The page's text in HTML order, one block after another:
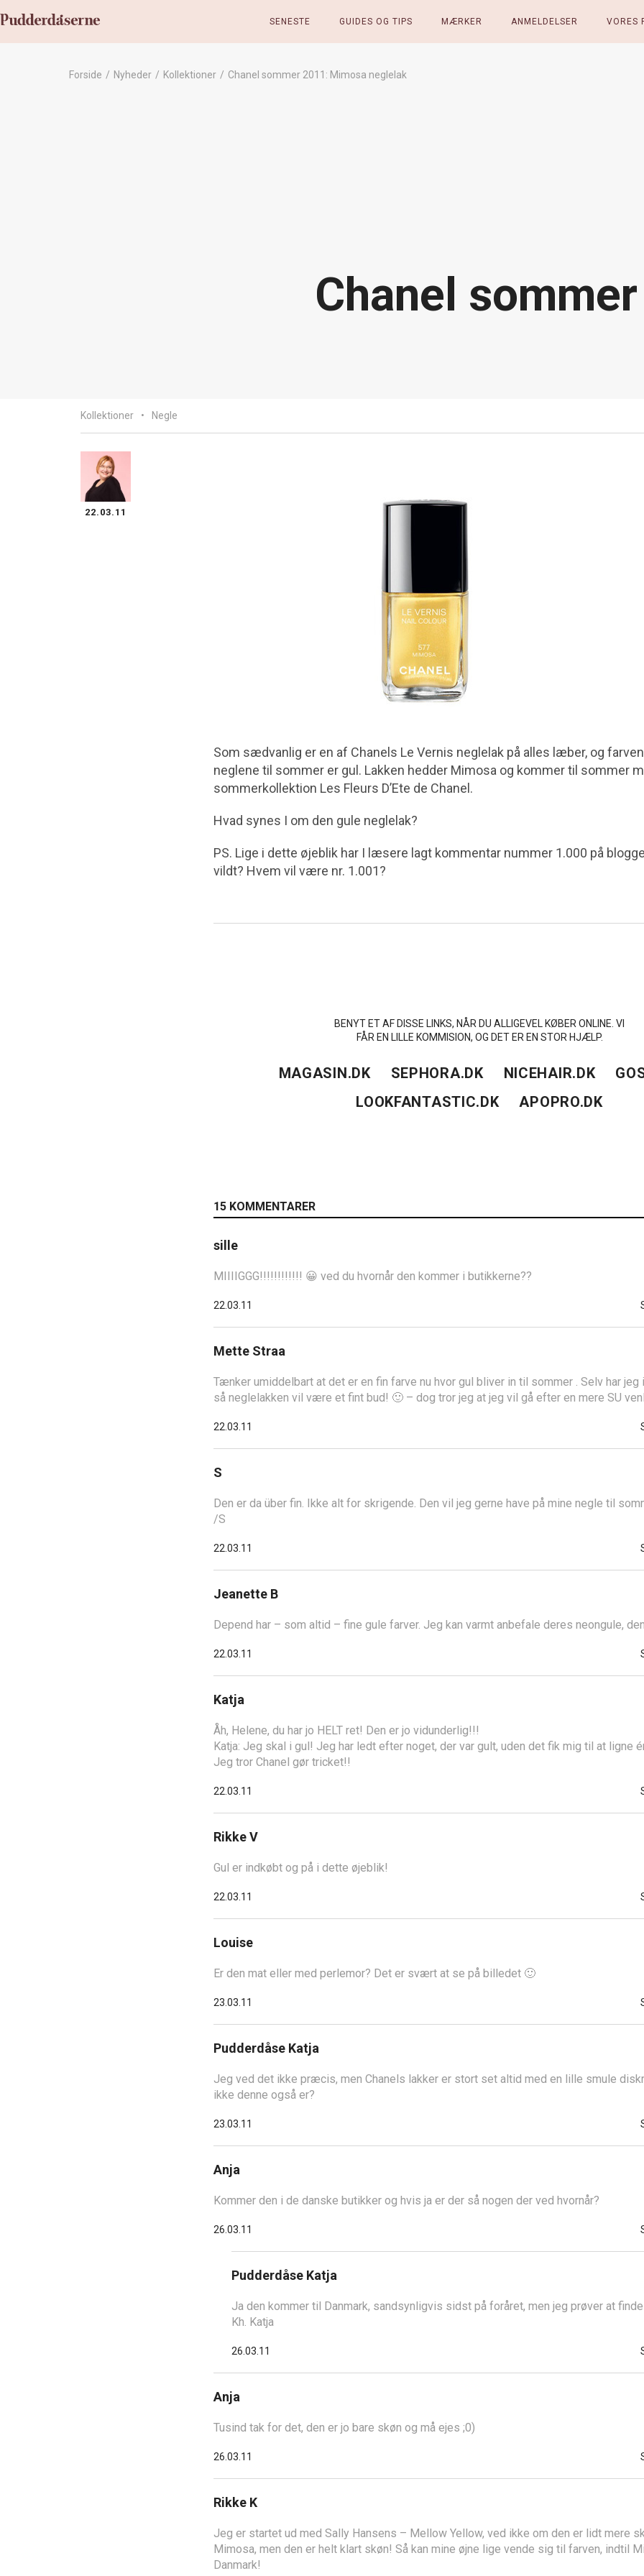
SENESTE GUIDES OG TIPS MÆRKER ANMELDELSER VORES
Forside / Nyheder / Kollektioner / Chanel sommer 2011: Mimosa neglelak
Chanel
Kollektioner Negle
22.03.11
Som sædvanlig er en af Chanels Le Vernis neglelak på alles læber, og
neglene til sommer er gul. Lakken hedder Mimosa og kommer til sommer
sommerkollektion Les Fleurs D’Ete de Chanel.
Hvad synes I om den gule neglelak?
PS. Lige i dette øjeblik har I læsere lagt kommentar nummer 1.000 på
vildt? Hvem vil være nr. 1.001?
BENYT ET AF DISSE LINKS, NÅR DU ALLIGEVEL KØBER ONLINE. VI
FÅR EN LILLE KOMMISION, OG DET ER EN STOR HJÆLP.
MAGASIN.DK SEPHORA.DK NICEHAIR.DK
LOOKFANTASTIC.DK
APOPRO.DK
15 KOMMENTARER
sille
MIIIIGGG!!!!!!!!!!!! 😀 ved du hvornår den kommer i butikkerne??
22.03.11
Mette Straa
Tænker umiddelbart at det er en fin farve nu hvor gul bliver in til sommer . Selv har
så neglelakken vil være et fint bud! 🙂 – dog tror jeg at jeg vil gå efter en mere SU
22.03.11
S
Den er da über fin. Ikke alt for skrigende. Den vil jeg gerne have på mine negle til
/S
22.03.11
Jeanette B
Depend har – som altid – fine gule farver. Jeg kan varmt anbefale deres neongule,
22.03.11
Katja
Åh, Helene, du har jo HELT ret! Den er jo vidunderlig!!!
Katja: Jeg skal i gul! Jeg har ledt efter noget, der var gult, uden det fik mig til at ligne
Jeg tror Chanel gør tricket!!
22.03.11
Rikke V
Gul er indkøbt og på i dette øjeblik!
22.03.11
Louise
Er den mat eller med perlemor? Det er svært at se på billedet 🙂
23.03.11
Pudderdåse Katja
Jeg ved det ikke præcis, men Chanels lakker er stort set altid med en lille smule
ikke denne også er?
23.03.11
Anja
Kommer den i de danske butikker og hvis ja er der så nogen der ved hvornår?
26.03.11
Pudderdåse Katja
Ja den kommer til Danmark, sandsynligvis sidst på foråret, men jeg prøver at
Kh. Katja
26.03.11
Anja
Tusind tak for det, den er jo bare skøn og må ejes ;0)
26.03.11
Rikke K
Jeg er startet ud med Sally Hansens – Mellow Yellow, ved ikke om den er lidt mere
Mimosa, men den er helt klart skøn! Så kan mine øjne lige vende sig til farven, indtil
Danmark!